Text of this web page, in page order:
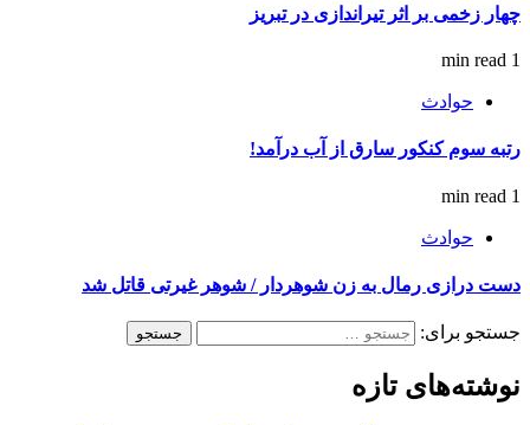
چهار زخمی بر اثر تیراندازی در تبریز
1 min read
حوادث
رتبه سوم کنکور سارق از آب درآمد!
1 min read
حوادث
دست درازی رمال به زن شوهردار / شوهر غیرتی قاتل شد
جستجو برای:
نوشته‌های تازه